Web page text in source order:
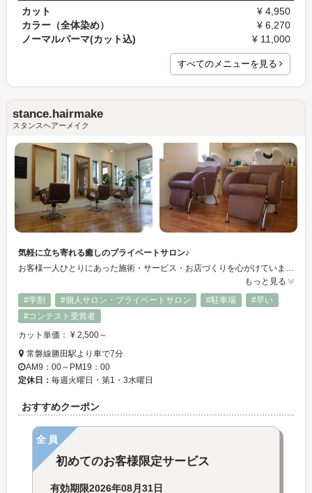
カット
¥ 4,950
カラー（全体染め）
¥ 6,270
ノーマルパーマ(カット込)
¥ 11,000
すべてのメニューを見る
stance.hairmake
スタンスヘアーメイク
気軽に立ち寄れる癒しのプライベートサロン♪
お客様一人ひとりにあった施術・サービス・お店づくりを心がけています。 ヘアーメニューの他、フェイシャルエステやネイルもおこなっております。 メンズのお客様も大歓迎です。 ご質問などお気軽にお問合せ下さい。
もっと見る
#学割
#個人サロン・プライベートサロン #駐車場
#早い
#コンテスト受賞者
カット単価： ¥ 2,500～
常磐線勝田駅より車で7分
AM9：00～PM19：00
定休日： 毎週火曜日・第1・3水曜日
おすすめクーポン
全員
初めてのお客様限定サービス
有効期限2026年08月31日